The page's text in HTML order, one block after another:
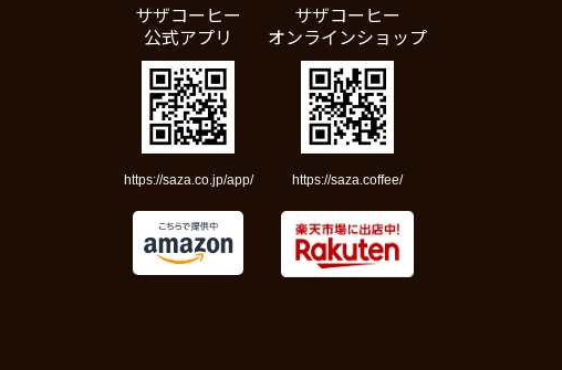
サザコーヒー
公式アプリ
https://saza.co.jp/app/
サザコーヒー
オンラインショップ
https://saza.coffee/